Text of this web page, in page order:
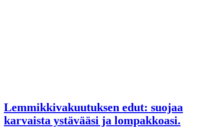
Lemmikkivakuutuksen edut: suojaa
karvaista ystävääsi ja lompakkoasi.